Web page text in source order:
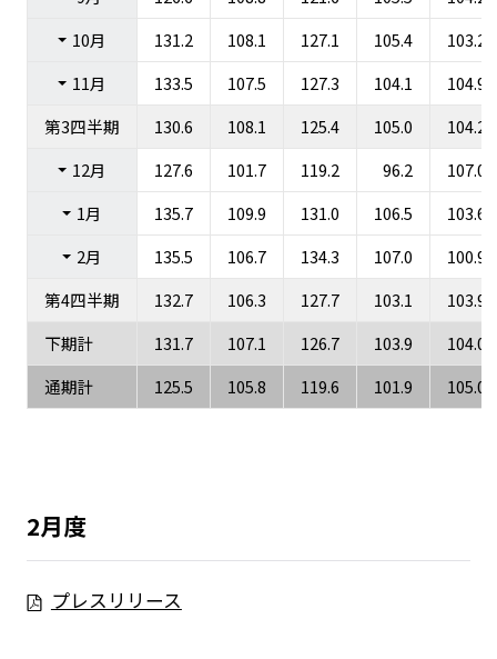
10月
131.2 108.1 127.1 105.4
103.2
11月
133.5 107.5 127.3 104.1
104.9
第3四半期
130.6 108.1 125.4 105.0
104.2
12月
127.6 101.7 119.2 96.2
107.0
1月
135.7 109.9 131.0 106.5
103.6
2月
135.5 106.7 134.3 107.0
100.9
第4四半期
132.7 106.3 127.7 103.1
103.9
下期計
131.7 107.1 126.7 103.9
104.0
通期計
125.5 105.8 119.6 101.9 105.0
2月度
プレスリリース